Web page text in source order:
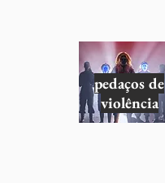
pedaços de
violência